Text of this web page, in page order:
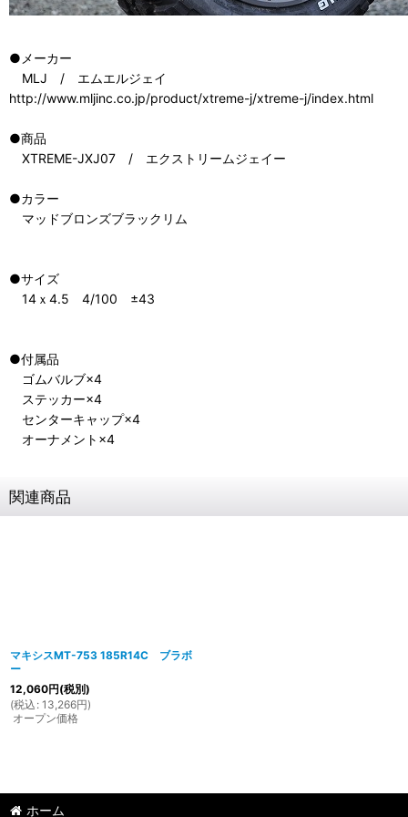
●メーカー
MLJ / エムエルジェイ
http://www.mljinc.co.jp/product/xtreme-j/xtreme-j/index.html
●商品
XTREME-JXJ07 / エクストリームジェイー
●カラー
マッドブロンズブラックリム
●サイズ
14ｘ4.5 4/100 ±43
●付属品
ゴムバルブ×4
ステッカー×4
センターキャップ×4
オーナメント×4
関連商品
マキシスMT-753 185R14C ブラボ
ー
12,060円(税別)
(税込 : 13,266円)
オープン価格
ホーム